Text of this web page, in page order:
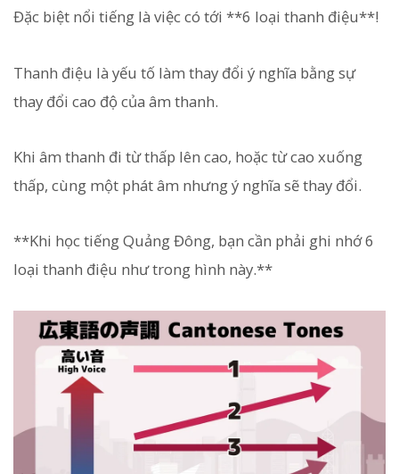
Đặc biệt nổi tiếng là việc có tới **6 loại thanh điệu**!
Thanh điệu là yếu tố làm thay đổi ý nghĩa bằng sự
thay đổi cao độ của âm thanh.
Khi âm thanh đi từ thấp lên cao, hoặc từ cao xuống
thấp, cùng một phát âm nhưng ý nghĩa sẽ thay đổi.
**Khi học tiếng Quảng Đông, bạn cần phải ghi nhớ 6
loại thanh điệu như trong hình này.**